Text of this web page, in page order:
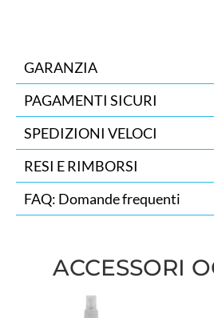
GARANZIA
PAGAMENTI SICURI
SPEDIZIONI VELOCI
RESI E RIMBORSI
FAQ: Domande frequenti
ACCESSORI